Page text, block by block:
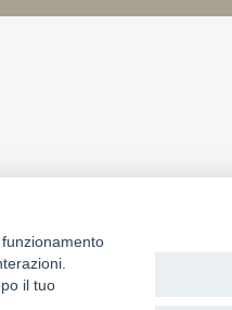
il tuo